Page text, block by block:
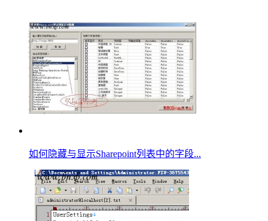
如何隐藏与显示Sharepoint列表中的字段...